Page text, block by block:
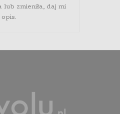
lub zmieniła, daj mi